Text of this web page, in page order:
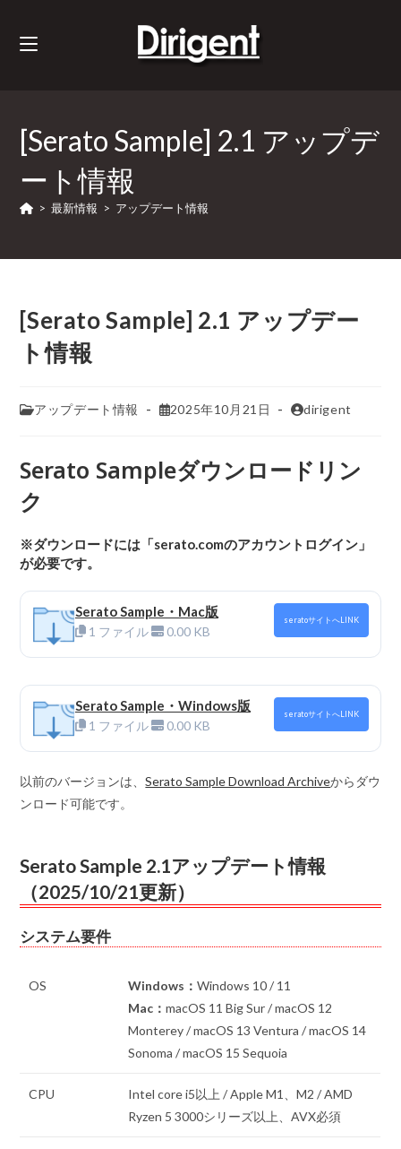
[Serato Sample] 2.1 アップデ
ート情報
> 最新情報 > アップデート情報
[Serato Sample] 2.1 アップデー
ト情報
アップデート情報 2025年10月21日 dirigent
Serato Sampleダウンロードリン
ク
※ダウンロードには「serato.comのアカウントログイン」
が必要です。
Serato Sample・Mac版
1 ファイル 0.00 KB
seratoサイトへLINK
Serato Sample・Windows版
1 ファイル 0.00 KB
seratoサイトへLINK
以前のバージョンは、Serato Sample Download Archiveからダウ
ンロード可能です。
Serato Sample 2.1アップデート情報
（2025/10/21更新）
システム要件
OS Windows：Windows 10 / 11
Mac：macOS 11 Big Sur / macOS 12
Monterey / macOS 13 Ventura / macOS 14
Sonoma / macOS 15 Sequoia
CPU
Intel core i5以上 / Apple M1、M2 / AMD
Ryzen 5 3000シリーズ以上、AVX必須